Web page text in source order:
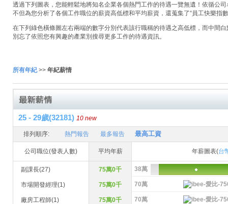
透過下列圖表，您能輕鬆地將知名企業各個熱門工作的待遇一覽無遺！依循公
不但為您分析了各個工作職位的薪資高低標和平均薪資，還蒐集了“員工快樂指
在下列綠色橫條圖左右兩端的數字分別代表該行職稱的待遇之高低標，而中間
別忘了依照您有興趣的產業別搜尋更多工作的待遇資訊。
所有年紀>> 年紀薪情
25 - 29歲(32181) 10 new
排列順序: 熱門報告 最多報告 最高工資
公司職位(發表人數) 平均年薪 年薪圖表(台
副課長(27) 75萬0千 38萬
市場開發經理(1) 75萬0千 70萬
廠房工程師(1) 75萬0千 70萬